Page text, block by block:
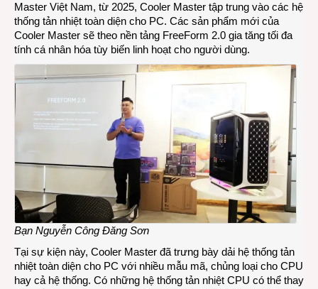
Master Việt Nam, từ 2025, Cooler Master tập trung vào các hệ
thống tản nhiệt toàn diện cho PC. Các sản phẩm mới của
Cooler Master sẽ theo nền tảng FreeForm 2.0 gia tăng tối đa
tính cá nhân hóa tùy biến linh hoạt cho người dùng.
Bạn Nguyễn Công Đăng Sơn
Tại sự kiện này, Cooler Master đã trưng bày dải hệ thống tản
nhiệt toàn diện cho PC với nhiều mẫu mã, chủng loại cho CPU
hay cả hệ thống. Có những hệ thống tản nhiệt CPU có thể thay